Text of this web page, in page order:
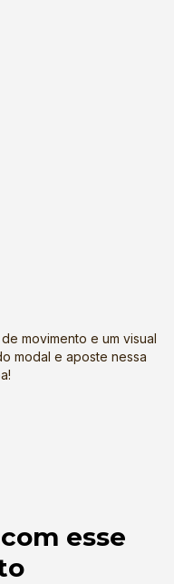
movimento e um visual
modal e aposte nessa
esse